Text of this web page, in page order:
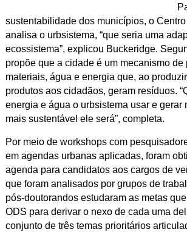
sustentabilidade dos municípios, o
analisa o urbsistema, “que seria uma
ecossistema”, explicou Buckeridge.
propõe que a cidade é um mecanismo de
materiais, água e energia que, ao
produtos aos cidadãos, geram resíduos.
energia e água o urbsistema usar e gerar
mais sustentável ele será”, completa.
Por meio de workshops com
em agendas urbanas aplicadas, foram
agenda para candidatos aos cargos de
que foram analisados por grupos de
pós-doutorandos estudaram as metas
ODS para derivar o nexo de cada uma
conjunto de três temas prioritários